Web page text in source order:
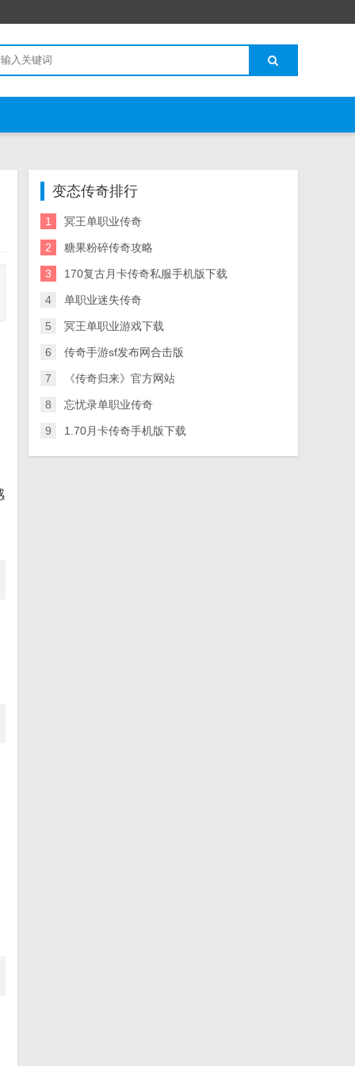
变态传奇排行
1 冥王单职业传奇
2 糖果粉碎传奇攻略
3 170复古月卡传奇私服手机版下载
4 单职业迷失传奇
5 冥王单职业游戏下载
6 传奇手游sf发布网合击版
7 《传奇归来》官方网站
8 忘忧录单职业传奇
9 1.70月卡传奇手机版下载